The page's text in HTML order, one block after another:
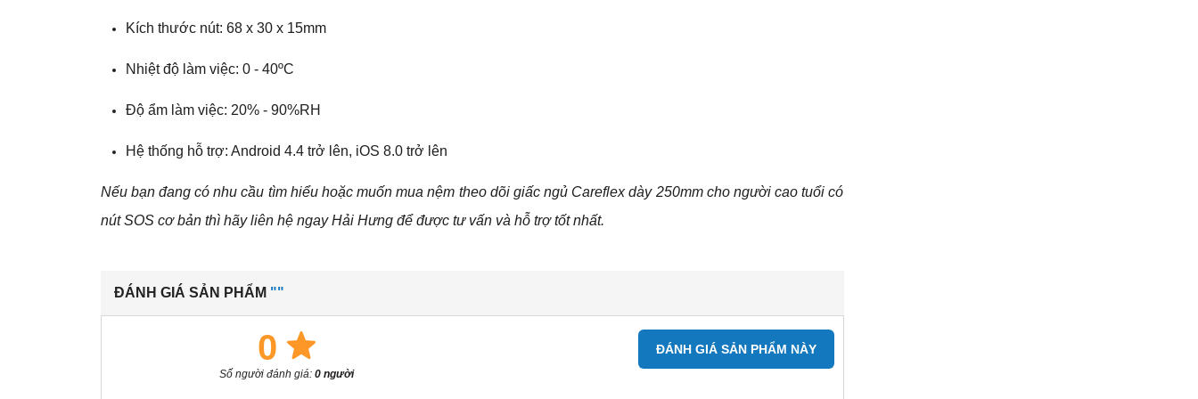
Kích thước nút: 68 x 30 x 15mm
Nhiệt độ làm việc: 0 - 40ºC
Độ ẩm làm việc: 20% - 90%RH
Hệ thống hỗ trợ: Android 4.4 trở lên, iOS 8.0 trở lên
Nếu bạn đang có nhu cầu tìm hiểu hoặc muốn mua nệm theo dõi giấc ngủ Careflex dày 250mm cho người cao tuổi có
nút SOS cơ bản thì hãy liên hệ ngay Hải Hưng để được tư vấn và hỗ trợ tốt nhất.
ĐÁNH GIÁ SẢN PHẨM ""
0
Số người đánh giá: 0 người
ĐÁNH GIÁ SẢN PHẨM NÀY